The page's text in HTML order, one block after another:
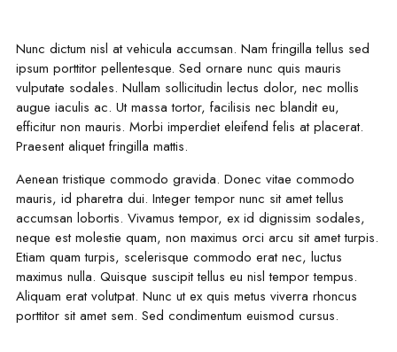
Nunc dictum nisl at vehicula accumsan. Nam fringilla tellus sed
ipsum porttitor pellentesque. Sed ornare nunc quis mauris
vulputate sodales. Nullam sollicitudin lectus dolor, nec mollis
augue iaculis ac. Ut massa tortor, facilisis nec blandit eu,
efficitur non mauris. Morbi imperdiet eleifend felis at placerat.
Praesent aliquet fringilla mattis.
Aenean tristique commodo gravida. Donec vitae commodo
mauris, id pharetra dui. Integer tempor nunc sit amet tellus
accumsan lobortis. Vivamus tempor, ex id dignissim sodales,
neque est molestie quam, non maximus orci arcu sit amet turpis.
Etiam quam turpis, scelerisque commodo erat nec, luctus
maximus nulla. Quisque suscipit tellus eu nisl tempor tempus.
Aliquam erat volutpat. Nunc ut ex quis metus viverra rhoncus
porttitor sit amet sem. Sed condimentum euismod cursus.